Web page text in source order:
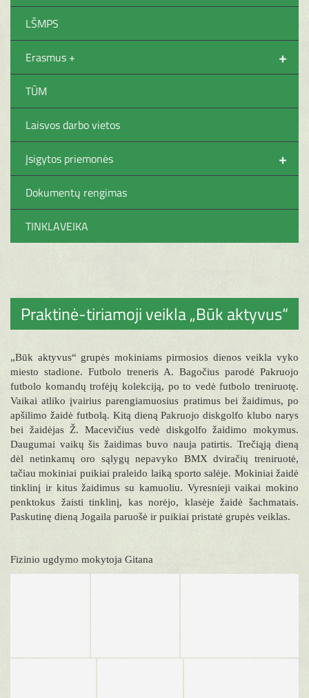
LŠMPS
+
Erasmus +
TŪM
Laisvos darbo vietos
+
Įsigytos priemonės
Dokumentų rengimas
TINKLAVEIKA
Praktinė-tiriamoji veikla „Būk aktyvus“
„Būk aktyvus“ grupės mokiniams pirmosios dienos veikla vyko
miesto stadione. Futbolo treneris A. Bagočius parodė Pakruojo
futbolo komandų trofėjų kolekciją, po to vedė futbolo treniruotę.
Vaikai atliko įvairius parengiamuosius pratimus bei žaidimus, po
apšilimo žaidė futbolą. Kitą dieną Pakruojo diskgolfo klubo narys
bei žaidėjas Ž. Macevičius vedė diskgolfo žaidimo mokymus.
Daugumai vaikų šis žaidimas buvo nauja patirtis. Trečiąją dieną
dėl netinkamų oro sąlygų nepavyko BMX dviračių treniruotė,
tačiau mokiniai puikiai praleido laiką sporto salėje. Mokiniai žaidė
tinklinį ir kitus žaidimus su kamuoliu. Vyresnieji vaikai mokino
penktokus žaisti tinklinį, kas norėjo, klasėje žaidė šachmatais.
Paskutinę dieną Jogaila paruošė ir puikiai pristatė grupės veiklas.
Fizinio ugdymo mokytoja Gitana